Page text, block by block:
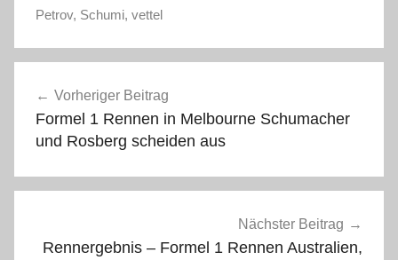
Petrov, Schumi, vettel
Vorheriger Beitrag
Formel 1 Rennen in Melbourne Schumacher
und Rosberg scheiden aus
Nächster Beitrag
Rennergebnis – Formel 1 Rennen Australien,